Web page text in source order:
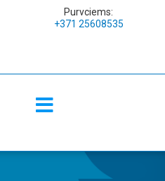
Purvciems:
+371 25608535